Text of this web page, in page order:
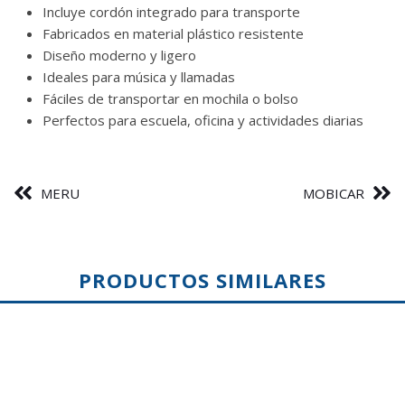
Incluye cordón integrado para transporte
Fabricados en material plástico resistente
Diseño moderno y ligero
Ideales para música y llamadas
Fáciles de transportar en mochila o bolso
Perfectos para escuela, oficina y actividades diarias
MERU MOBICAR
PRODUCTOS SIMILARES